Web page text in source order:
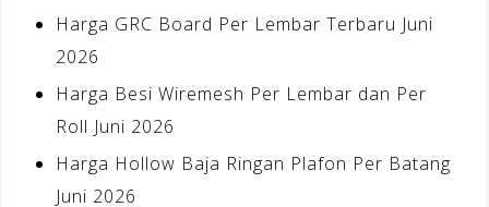
Harga GRC Board Per Lembar Terbaru Juni
2026
Harga Besi Wiremesh Per Lembar dan Per
Roll Juni 2026
Harga Hollow Baja Ringan Plafon Per Batang
Juni 2026